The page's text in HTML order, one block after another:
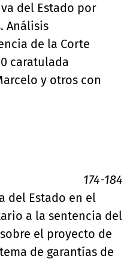
del Estado por
Análisis
de la Corte
caratulada
y otros con
174-184
del Estado en el
a la sentencia del
el proyecto de
de garantías de